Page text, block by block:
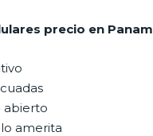
precio en
abierto
amerita